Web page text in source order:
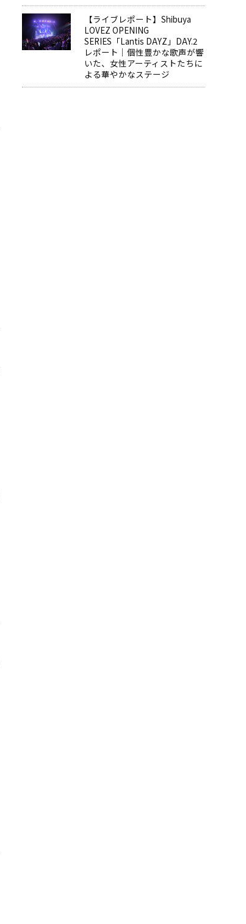
【ライブレポート】Shibuya
LOVEZ OPENING
SERIES「Lantis DAYZ」DAY.2
レポート｜個性豊かな歌声が響
いた、女性アーティストたちに
よる華やかなステージ